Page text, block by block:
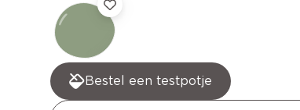
Bestel een testpotje